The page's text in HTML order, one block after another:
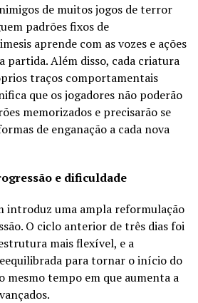
de muitos jogos de terror
padrões fixos de
aprende com as vozes e ações
partida. Além disso, cada criatura
traços comportamentais
que os jogadores não poderão
memorizados e precisarão se
de enganação a cada nova
e dificuldade
introduz uma ampla reformulação
O ciclo anterior de três dias foi
mais flexível, e a
para tornar o início do
mesmo tempo em que aumenta a